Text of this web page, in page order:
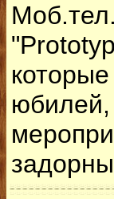
юбилей,